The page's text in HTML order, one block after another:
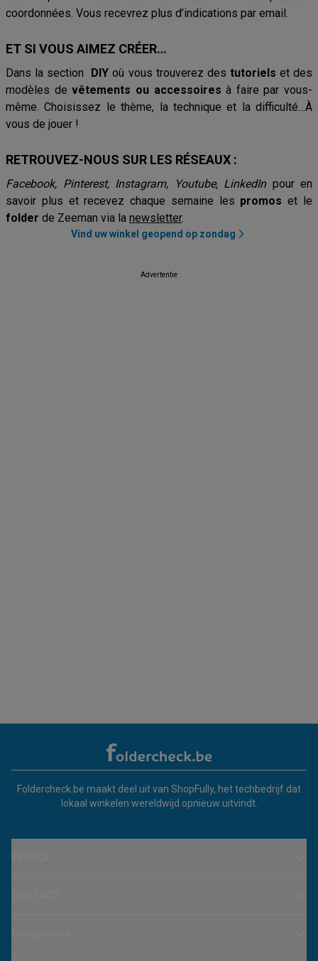
coordonnées. Vous recevrez plus d’indications par email.
ET SI VOUS AIMEZ CRÉER…
Dans la section DIY où vous trouverez des tutoriels et des
modèles devêtements ou accessoires à faire par vous-
même. Choisissez le thème, la technique et la difficulté…À
vous de jouer !
RETROUVEZ-NOUS SUR LES RÉSEAUX :
Facebook, Pinterest, Instagram, Youtube, LinkedInpour en
savoir plus et recevez chaque semaine les promos et le
folder de Zeeman via la newsletter.
Vind uw winkel geopend op zondag
Advertentie
Foldercheck.be maakt deel uit van ShopFully, het techbedrijf dat
lokaal winkelen wereldwijd opnieuw uitvindt.